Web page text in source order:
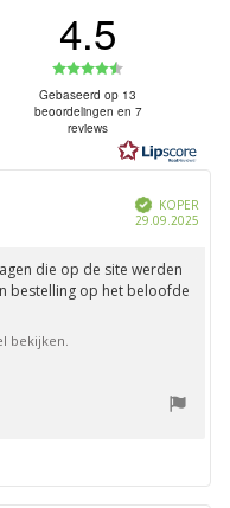
uit 5 sterren
uit 5 sterren
uit 5 sterren
uit 5 sterren
uit 5 sterren
4.5
4.5
uit
5
Gebaseerd op 13
beoordelingen en 7
reviews
Geverifieerd
KOPER
29.09.2025
die op de site werden
bestelling op het beloofde
bekijken.